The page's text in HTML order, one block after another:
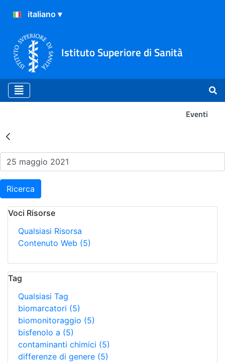
Istituto Superiore di Sanità
Eventi
Risultati della Ricerca -
Ricerca
Voci Risorse
Qualsiasi Risorsa
Contenuto Web (5)
Tag
Qualsiasi Tag
biomarcatori (5)
biomonitoraggio (5)
bisfenolo a (5)
contaminanti chimici (5)
differenze di genere (5)